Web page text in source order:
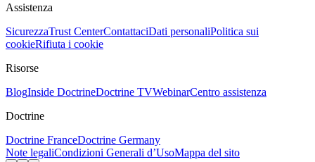
Assistenza
SicurezzaTrust CenterContattaciDati personaliPolitica sui
cookieRifiuta i cookie
Risorse
BlogInside DoctrineDoctrine TVWebinarCentro assistenza
Doctrine
Doctrine FranceDoctrine Germany
Note legaliCondizioni Generali d’UsoMappa del sito